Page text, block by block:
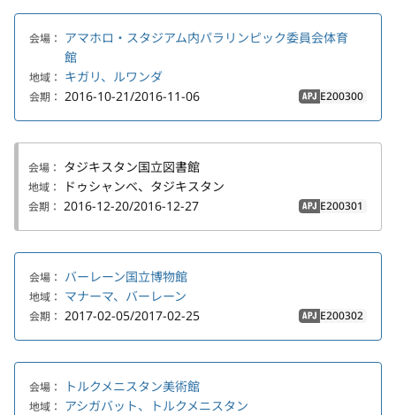
会場： アマホロ・スタジアム内パラリンピック委員会体育
館
地域： キガリ、ルワンダ
会期： 2016-10-21/2016-11-06 APJ E200300
会場： タジキスタン国立図書館
地域： ドゥシャンベ、タジキスタン
会期： 2016-12-20/2016-12-27 APJ E200301
会場： バーレーン国立博物館
地域： マナーマ、バーレーン
会期： 2017-02-05/2017-02-25 APJ E200302
会場： トルクメニスタン美術館
地域： アシガバット、トルクメニスタン